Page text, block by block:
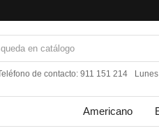
de contacto: 911 151 214
Americano